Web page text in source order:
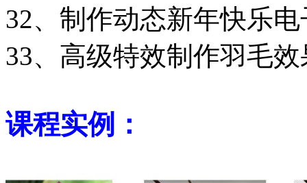
32、制作动态新年快乐
33、高级特效制作羽毛
课程实例：